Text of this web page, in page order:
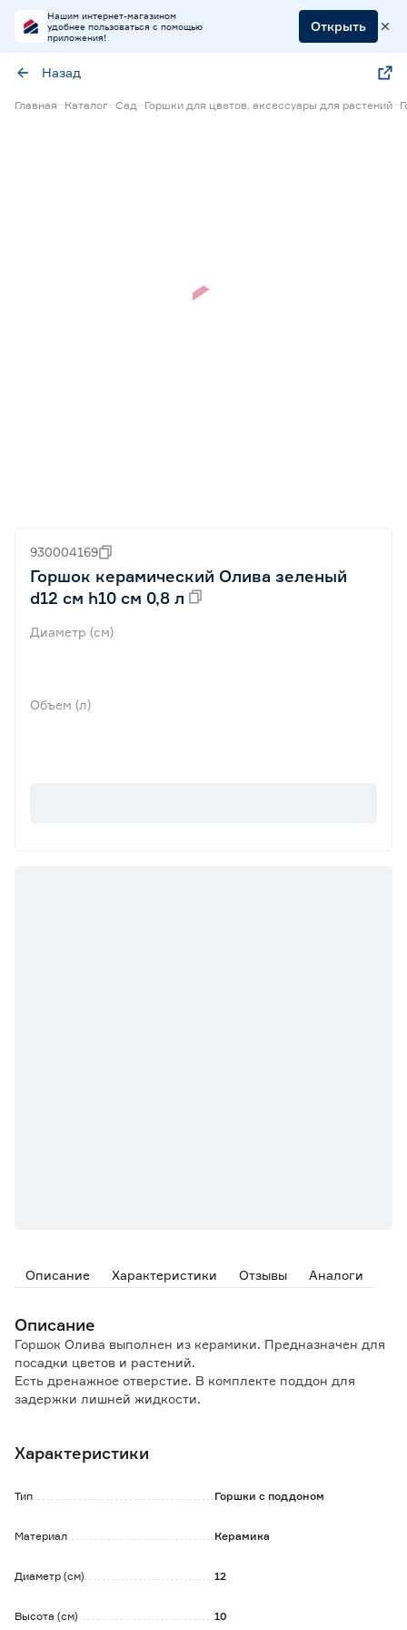
Нашим интернет-магазином
удобнее пользоваться с помощью
приложения!
Открыть
Назад
Главная Каталог Сад Горшки для цветов, аксессуары для растений
930004169
Горшок керамический Олива зеленый
d12 см h10 см 0,8 л
Диаметр (см)
Объем (л)
Описание Характеристики Отзывы Аналоги
Описание
Горшок Олива выполнен из керамики. Предназначен для
посадки цветов и растений.
Есть дренажное отверстие. В комплекте поддон для
задержки лишней жидкости.
треснуть.
Характеристики
Тип Горшки с поддоном
Материал Керамика
Диаметр (см) 12
Высота (см) 10